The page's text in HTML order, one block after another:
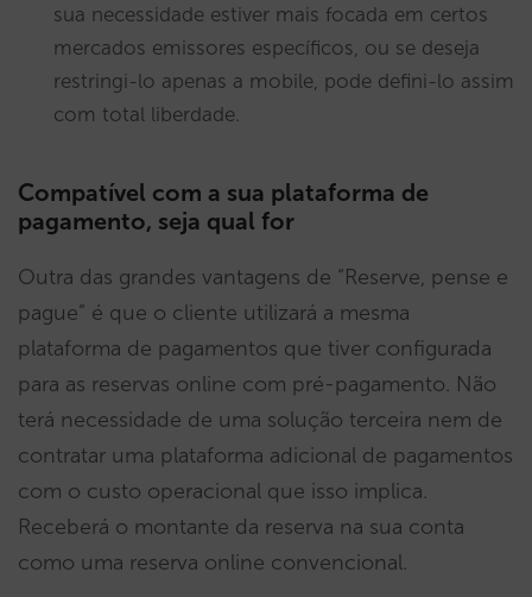
sua necessidade estiver mais focada em certos
mercados emissores específicos, ou se deseja
restringi-lo apenas a mobile, pode defini-lo assim
com total liberdade.
Compatível com a sua plataforma de
pagamento, seja qual for
Outra das grandes vantagens de “Reserve, pense e
pague” é que o cliente utilizará a mesma
plataforma de pagamentos que tiver configurada
para as reservas online com pré-pagamento. Não
terá necessidade de uma solução terceira nem de
contratar uma plataforma adicional de pagamentos
com o custo operacional que isso implica.
Receberá o montante da reserva na sua conta
como uma reserva online convencional.